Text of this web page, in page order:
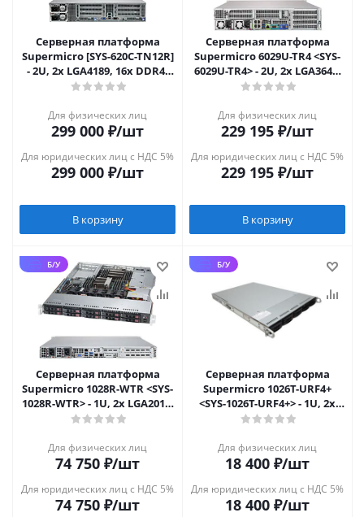
Серверная платформа
Supermicro [SYS-620C-TN12R]
- 2U, 2x LGA4189, 16x DDR4,
12x 3.5" NVMe/SATA/SAS
Для физических лиц
299 000 ₽/шт
Для юридических лиц с НДС 5%
299 000 ₽/шт
В корзину
Серверная платформа
Supermicro 6029U-TR4 <SYS-
6029U-TR4> - 2U, 2x LGA3647,
12x 3.5" NEW
Для физических лиц
229 195 ₽/шт
Для юридических лиц с НДС 5%
229 195 ₽/шт
В корзину
Б/У
Серверная платформа
Supermicro 1028R-WTR <SYS-
1028R-WTR> - 1U, 2x LGA2011-
3, 10x 2.5"
Для физических лиц
74 750 ₽/шт
Для юридических лиц с НДС 5%
74 750 ₽/шт
Б/У
Серверная платформа
Supermicro 1026T-URF4+
<SYS-1026T-URF4+> - 1U, 2x
LGA1366, 8x 2.5", 4x1GbE
Для физических лиц
18 400 ₽/шт
Для юридических лиц с НДС 5%
18 400 ₽/шт